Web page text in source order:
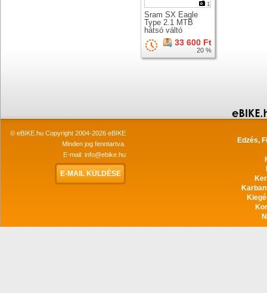
1
Sram SX Eagle
Type 2.1 MTB
hátsó váltó
33 600 Ft
20 %
© eBIKE.hu Copyright 2004-2026 eBIKE
Minden jog fenntartva.
E-mail: info@ebike.hu
E-MAIL KÜLDÉSE
Edzés,